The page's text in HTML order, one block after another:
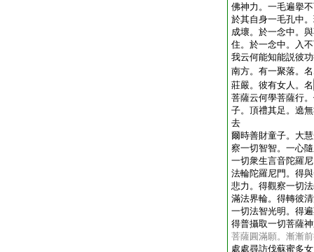
佛神力。一毛遍擧
於其自身一毛孔中
成壞。於一念中。
住。於一念中。入
我云何能知能説彼
南方。有一聚落。
莊嚴。彼有女人。名
菩薩云何學菩薩行
子。頂禮其足。遶
去
爾時善財童子。大
察一切智智。一心
一切衆生言音陀羅
法輪陀羅尼門。得
悲力。得觀察一切
滿法界輪。得轉彼
一切法智光明。得
得普攝取一切菩薩
菩薩圓滿願。漸漸
處處尋訪伐蘇蜜多